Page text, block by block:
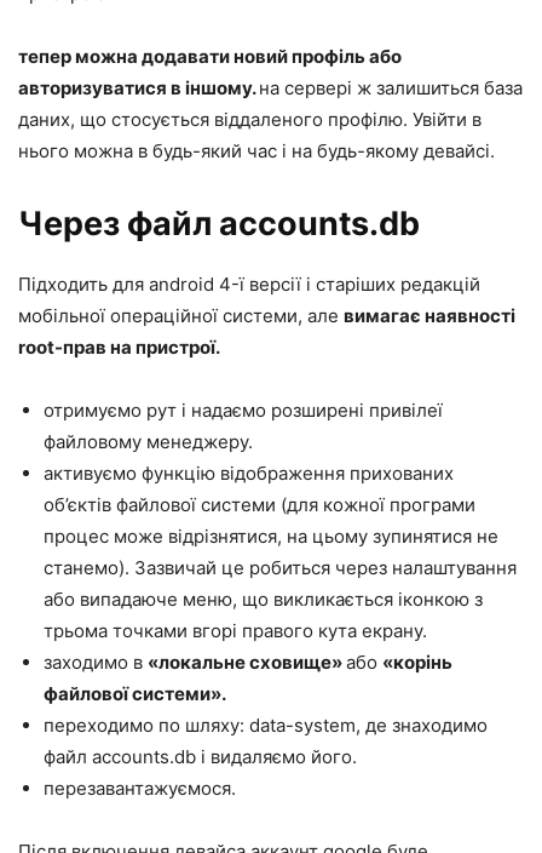
тепер можна додавати новий профіль або
авторизуватися в іншому.на сервері ж залишиться база
даних, що стосується віддаленого профілю. Увійти в
нього можна в будь-який час і на будь-якому девайсі.
Через файл accounts.db
Підходить для android 4-ї версії і старіших редакцій
мобільної операційної системи, але вимагає наявності
root-прав на пристрої.
отримуємо рут і надаємо розширені привілеї
файловому менеджеру.
активуємо функцію відображення прихованих
об’єктів файлової системи (для кожної програми
процес може відрізнятися, на цьому зупинятися не
станемо). Зазвичай це робиться через налаштування
або випадаюче меню, що викликається іконкою з
трьома точками вгорі правого кута екрану.
заходимо в «локальне сховище»або «корінь
файлової системи».
переходимо по шляху: data-system, де знаходимо
файл accounts.db і видаляємо його.
перезавантажуємося.